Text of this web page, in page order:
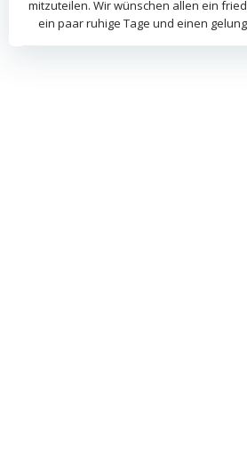
mitzuteilen. Wir wünschen allen ein
ein paar ruhige Tage und einen